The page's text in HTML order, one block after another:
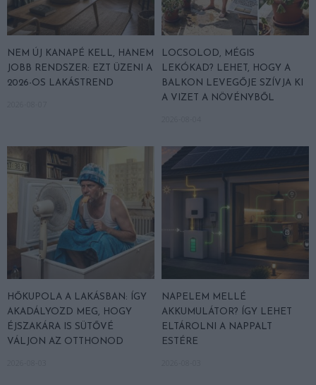
NEM ÚJ KANAPÉ KELL, HANEM
JOBB RENDSZER: EZT ÜZENI A
2026-OS LAKÁSTREND
LOCSOLOD, MÉGIS
LEKÓKAD? LEHET, HOGY A
BALKON LEVEGŐJE SZÍVJA KI
A VIZET A NÖVÉNYBŐL
HŐKUPOLA A LAKÁSBAN: ÍGY
AKADÁLYOZD MEG, HOGY
ÉJSZAKÁRA IS SÜTŐVÉ
VÁLJON AZ OTTHONOD
NAPELEM MELLÉ
AKKUMULÁTOR? ÍGY LEHET
ELTÁROLNI A NAPPALT
ESTÉRE